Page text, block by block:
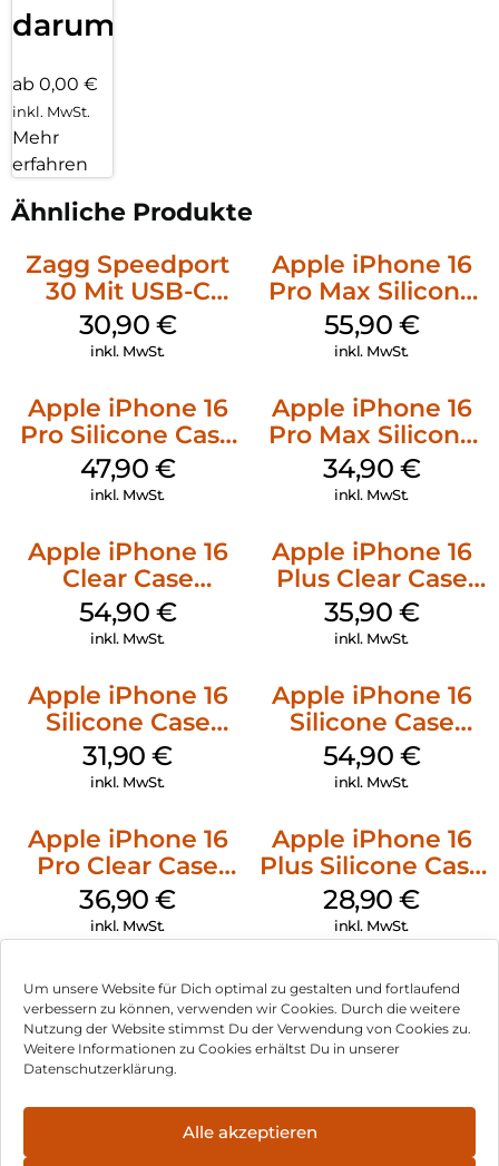
Um unsere Website für Dich optimal zu gestalten und fortlaufend
verbessern zu können, verwenden wir Cookies. Durch die weitere
Nutzung der Website stimmst Du der Verwendung von Cookies zu.
Weitere Informationen zu Cookies erhältst Du in unserer
Datenschutzerklärung.
Alle akzeptieren
darum!
ab 0,00 €
inkl. MwSt.
Mehr
erfahren
Ähnliche Produkte
Zagg Speedport
30 Mit USB-C
Kabel Weiß
30,90 €
inkl. MwSt.
Apple iPhone 16
Pro Max Silicone
Case MagSafe
Stone Gray
55,90 €
inkl. MwSt.
Apple iPhone 16
Pro Silicone Case
MagSafe Denim
47,90 €
inkl. MwSt.
Apple iPhone 16
Pro Max Silicone
Case MagSafe
Denim
34,90 €
inkl. MwSt.
Apple iPhone 16
Clear Case
MagSafe
Transparent
54,90 €
inkl. MwSt.
Apple iPhone 16
Plus Clear Case
MagSafe
Transparent
35,90 €
inkl. MwSt.
Apple iPhone 16
Silicone Case
MagSafe Fuchsia
31,90€
inkl. MwSt.
Apple iPhone 16
Silicone Case
MagSafe Black
54,90 €
inkl. MwSt.
Apple iPhone 16
Pro Clear Case
MagSafe
Transparent
36,90€
inkl. MwSt.
Apple iPhone 16
Plus Silicone Case
MagSafe Black
28,90€
inkl. MwSt.
Impressum